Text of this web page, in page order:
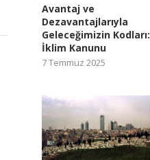
Avantaj ve
Dezavantajlarıyla
Geleceğimizin Kodları:
İklim Kanunu
7 Temmuz 2025